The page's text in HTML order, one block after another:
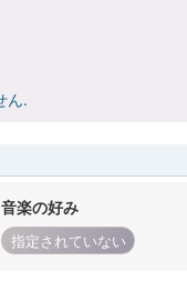
ん.
音楽の好み
指定されていない